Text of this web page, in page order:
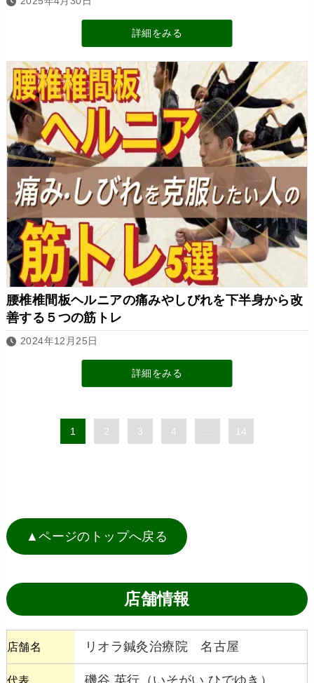
詳細をみる
腰椎椎間板ヘルニアの痛みやしびれを下半身から改
善する５つの筋トレ
2024年12月25日
詳細をみる
1 2 3 4 14
▲ページのトップへ戻る
店舗情報
店舗名 リオラ鍼灸治療院 名古屋
代表 磯谷 英行（いそがい ひでゆき）